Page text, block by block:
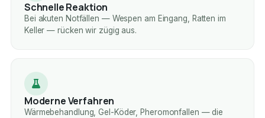
Schnelle Reaktion
Bei akuten Notfällen — Wespen am Eingang, Ratten im
Keller — rücken wir zügig aus.
Moderne Verfahren
Wärmebehandlung, Gel-Köder, Pheromonfallen — die